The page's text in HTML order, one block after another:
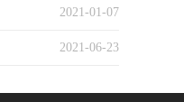
2021-01-07
2021-06-23